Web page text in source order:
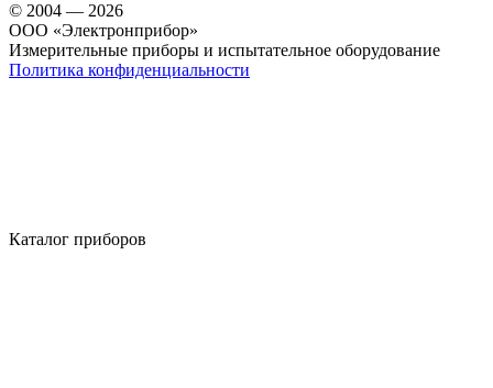
© 2004 — 2026
OOO «Электронприбор»
Измерительные приборы и испытательное оборудование
Политика конфиденциальности
Каталог приборов